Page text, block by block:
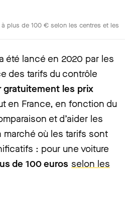
plus de 100 € selon les centres et les
a été lancé en 2020 par les
des tarifs du contrôle
gratuitement les prix
en France, en fonction du
et d’aider les
marché où les tarifs sont
: pour une voiture
de 100 euros selon les